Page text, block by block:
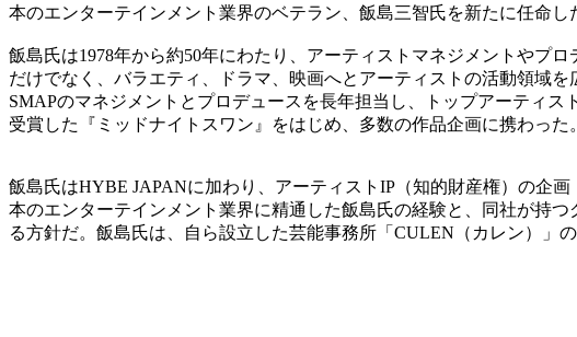
本のエンターテインメント業界のベテラン、飯島三智氏を新たに任命し
飯島氏は1978年から約50年にわたり、アーティストマネジメントやプ
だけでなく、バラエティ、ドラマ、映画へとアーティストの活動領域
SMAPのマネジメントとプロデュースを長年担当し、トップアーティ
受賞した『ミッドナイトスワン』をはじめ、多数の作品企画に携わった。
飯島氏はHYBE JAPANに加わり、アーティストIP（知的財産権）の企
本のエンターテインメント業界に精通した飯島氏の経験と、同社が持
る方針だ。飯島氏は、自ら設立した芸能事務所「CULEN（カレン）」の